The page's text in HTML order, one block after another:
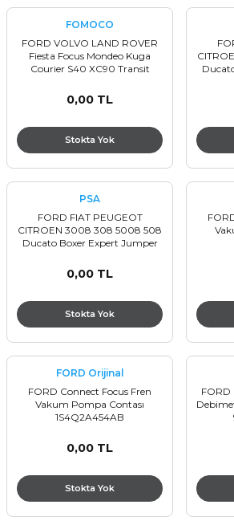
FOMOCO
FORD VOLVO LAND ROVER
Fiesta Focus Mondeo Kuga
Courier S40 XC90 Transit
Kapağı DG938101AA
3M5H8100AA 3M5H8100AD
0,00 TL
Stokta Yok
Kuga
PSA
FORD FIAT PEUGEOT
CITROEN 3008 308 5008 508
Ducato Boxer Expert Jumper
Kuga Mondeo Mazot Pompası
9674984480
0,00 TL
Stokta Yok
FORD Orijinal
FORD Connect Focus Fren
Vakum Pompa Contası
1S4Q2A454AB
0,00 TL
Stokta Yok
FORD